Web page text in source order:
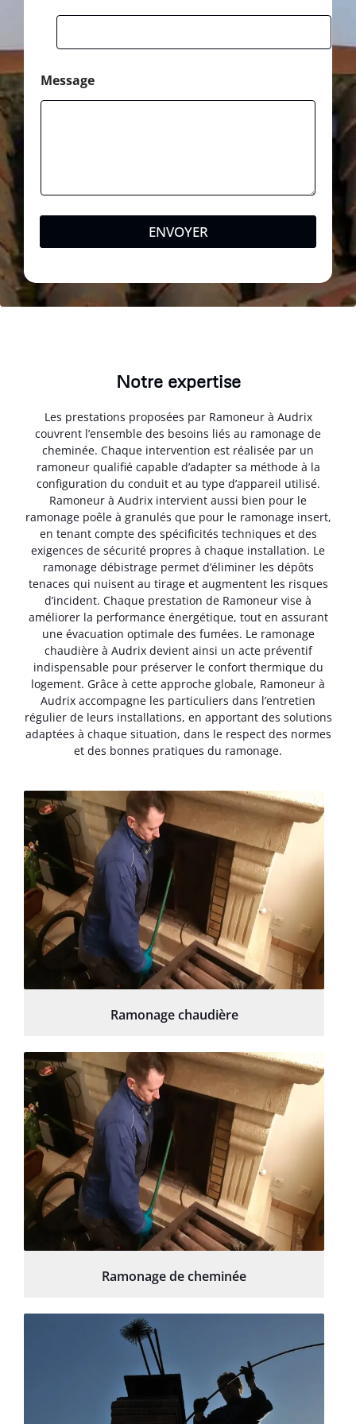
Message
ENVOYER
Notre expertise
Les prestations proposées par Ramoneur à Audrix
couvrent l’ensemble des besoins liés au ramonage de
cheminée. Chaque intervention est réalisée par un
ramoneur qualifié capable d’adapter sa méthode à la
configuration du conduit et au type d’appareil utilisé.
Ramoneur à Audrix intervient aussi bien pour le
ramonage poêle à granulés que pour le ramonage insert,
en tenant compte des spécificités techniques et des
exigences de sécurité propres à chaque installation. Le
ramonage débistrage permet d’éliminer les dépôts
tenaces qui nuisent au tirage et augmentent les risques
d’incident. Chaque prestation de Ramoneur vise à
améliorer la performance énergétique, tout en assurant
une évacuation optimale des fumées. Le ramonage
chaudière à Audrix devient ainsi un acte préventif
indispensable pour préserver le confort thermique du
logement. Grâce à cette approche globale, Ramoneur à
Audrix accompagne les particuliers dans l’entretien
régulier de leurs installations, en apportant des solutions
adaptées à chaque situation, dans le respect des normes
et des bonnes pratiques du ramonage.
Ramonage chaudière
Ramonage de cheminée